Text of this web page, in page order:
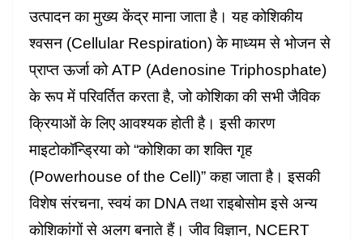
उत्पादन का मुख्य केंद्र माना जाता है। यह कोशिकीय
श्वसन (Cellular Respiration) के माध्यम से भोजन से
प्राप्त ऊर्जा को ATP (Adenosine Triphosphate)
के रूप में परिवर्तित करता है, जो कोशिका की सभी जैविक
क्रियाओं के लिए आवश्यक होती है। इसी कारण
माइटोकॉन्ड्रिया को “कोशिका का शक्ति गृह
(Powerhouse of the Cell)” कहा जाता है। इसकी
विशेष संरचना, स्वयं का DNA तथा राइबोसोम इसे अन्य
कोशिकांगों से अलग बनाते हैं। जीव विज्ञान, NCERT